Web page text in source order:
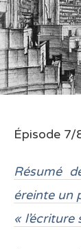
Épisode 7/
Résumé
éreinte un
«